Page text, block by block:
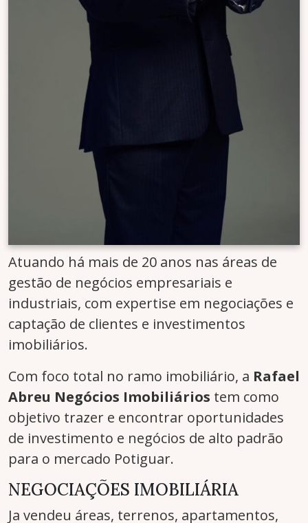
Atuando há mais de 20 anos nas áreas de
gestão de negócios empresariais e
industriais, com expertise em negociações e
captação de clientes e investimentos
imobiliários.
Com foco total no ramo imobiliário, a Rafael
Abreu Negócios Imobiliários tem como
objetivo trazer e encontrar oportunidades
de investimento e negócios de alto padrão
para o mercado Potiguar.
NEGOCIAÇÕES IMOBILIÁRIA
Ja vendeu áreas, terrenos, apartamentos,